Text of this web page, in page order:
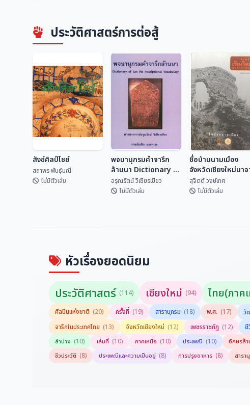
(พร...
พระะครูรัตนชัยธรรม
ประวัติศาสตร์การต่อสู้
สังข์ศิลป์ไชย์
สถาพร พันธุ์มณี
ไม่มีตัวเล่ม
พจนานุกรมคำจารึก
ล้านนา Dictionary of
Lan Na
Inscriptional
อรุณรัตน์ วิเชียรเขียว
ไม่มีตัวเล่ม
ชื่อบ้านนามเมือง
จังหวัดเชียงใหม่มาจ
ไหน?
สุจิตต์ วงษ์เทศ
ไม่มีตัวเล่ม
หัวเรื่องยอดนิยม
ประวัติศาสตร์ (114) เชียงใหม่ (94) ไทย(ภาค
ศิลปินแห่งชาติ (20) ครั้งที่ (19) สารานุกรม (18) พ.ศ. (17) วั
จารึกในประเทศไทย (13) จังหวัดเชียงใหม่ (12) เพชรราชภัฏ (12) ชี
ลำปาง (10) เล่มที่ (10) ภาคเหนือ (10) ประเพณี (10) อักษรล้า
ชีวประวัติ (8) ประเพณีและความเป็นอยู่ (8) การปรุงอาหาร (8) สารา